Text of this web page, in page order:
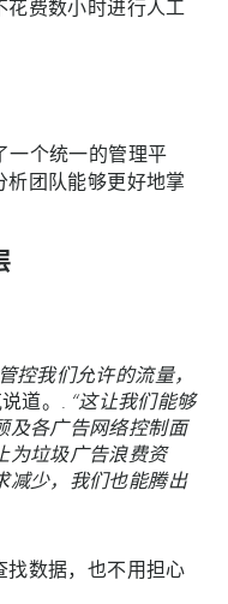
费数小时进行人工
个统一的管理平
团队能够更好地掌
控我们允许的流量，
道。. “这让我们能够
及各广告网络控制面
为垃圾广告浪费资
减少，我们也能腾出
数据，也不用担心